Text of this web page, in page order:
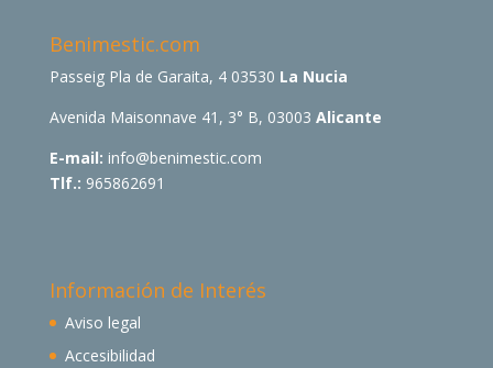
Benimestic.com
Passeig Pla de Garaita, 4 03530 La Nucia
Avenida Maisonnave 41, 3° B, 03003 Alicante
E-mail: info@benimestic.com
Tlf.: 965862691
Información de Interés
Aviso legal
Accesibilidad